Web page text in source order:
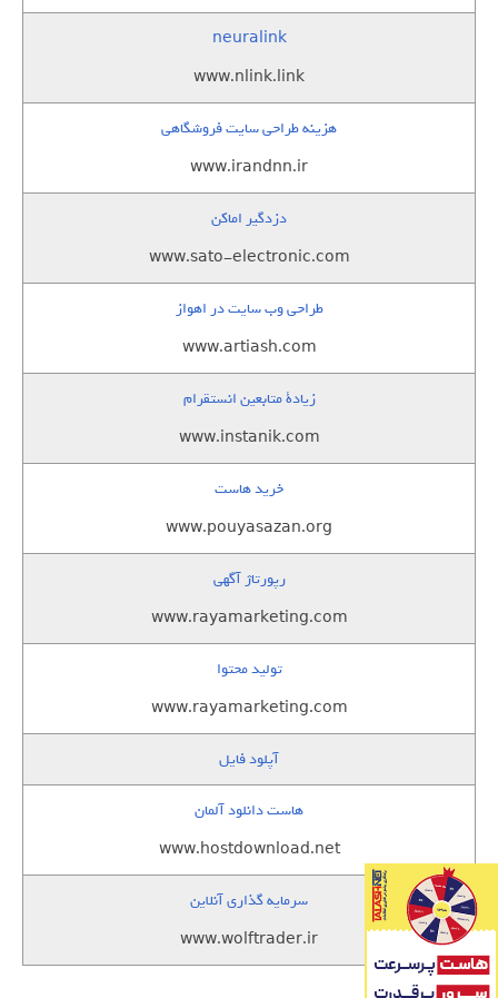
neuralink
www.nlink.link
هزینه طراحی سایت فروشگاهی
www.irandnn.ir
دزدگیر اماکن
www.sato-electronic.com
طراحی وب سایت در اهواز
www.artiash.com
زيادة متابعين انستقرام
www.instanik.com
خرید هاست
www.pouyasazan.org
رپورتاژ آگهی
www.rayamarketing.com
تولید محتوا
www.rayamarketing.com
آپلود فایل
هاست دانلود آلمان
www.hostdownload.net
سرمایه گذاری آنلاین
www.wolftrader.ir